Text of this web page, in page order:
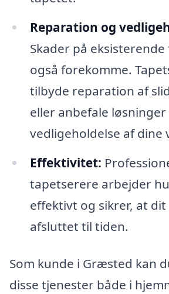
Reparation og
Skader på
også forekomme.
tilbyde reparation af
eller anbefale løsninger
vedligeholdelse af dine
Effektivitet:
tapetserere arbejder
effektivt og sikrer, at
afsluttet til tiden.
Som kunde i Græsted kan
disse tjenester både i